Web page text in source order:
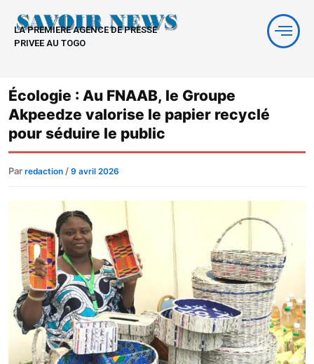
contenu
LA PREMIERE AGENCE DE PRESSE
PRIVEE AU TOGO
Écologie : Au FNAAB, le Groupe
Akpeedze valorise le papier recyclé
pour séduire le public
Par redaction / 9 avril 2026